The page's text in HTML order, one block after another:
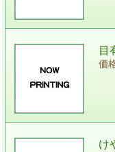
目
価
け